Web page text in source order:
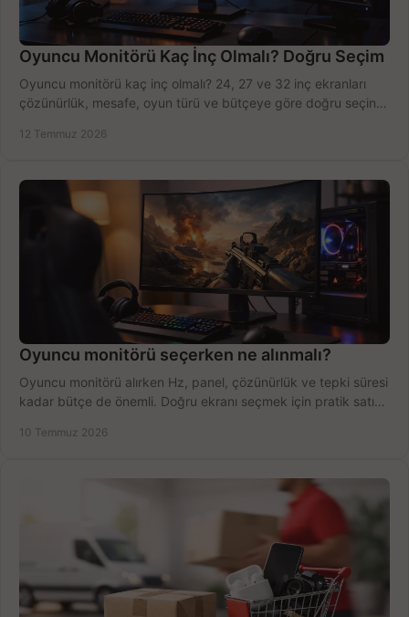
Oyuncu Monitörü Kaç İnç Olmalı? Doğru Seçim
Oyuncu monitörü kaç inç olmalı? 24, 27 ve 32 inç ekranları
çözünürlük, mesafe, oyun türü ve bütçeye göre doğru seçin,
12 Temmuz 2026
Oyuncu monitörü seçerken ne alınmalı?
Oyuncu monitörü alırken Hz, panel, çözünürlük ve tepki süresi
kadar bütçe de önemli. Doğru ekranı seçmek için pratik satın
10 Temmuz 2026